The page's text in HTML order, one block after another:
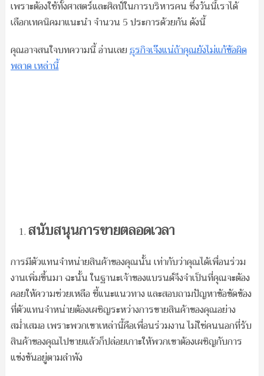
เพราะต้องใช้ทั้งศาสตร์และศิลป์ในการบริหารคน ซึ่งวันนี้เราได้
เลือกเทคนิคมาแนะนำ จำนวน 5 ประการด้วยกัน ดังนี้
คุณอาจสนใจบทความนี้ อ่านเลยธุรกิจเจ๊งแน่ถ้าคุณยังไม่แก้ข้อผิด
พลาด เหล่านี้
สนับสนุนการขายตลอดเวลา
การมีตัวแทนจำหน่ายสินค้าของคุณนั้น เท่ากับว่าคุณได้เพื่อนร่วม
งานเพิ่มขึ้นมา ฉะนั้น ในฐานะเจ้าของแบรนด์จึงจำเป็นที่คุณจะต้อง
คอยให้ความช่วยเหลือ ชี้แนะแนวทาง และสอบถามปัญหาข้อขัดข้อง
ที่ตัวแทนจำหน่ายต้องเผชิญระหว่างการขายสินค้าของคุณอย่าง
สม่ำเสมอ เพราะพวกเขาเหล่านี้คือเพื่อนร่วมงาน ไม่ใช่คนนอกที่รับ
สินค้าของคุณไปขายแล้วก็ปล่อยเกาะให้พวกเขาต้องเผชิญกับการ
แข่งขันอยู่ตามลำพัง